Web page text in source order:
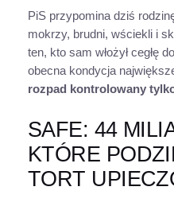
PiS przypomina dziś
mokrzy, brudni, wściekli i
ten, kto sam włożył cegłę
obecna kondycja
rozpad kontrolowany
SAFE: 44
KTÓRE
TORT